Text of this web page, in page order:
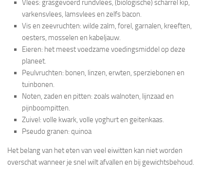
Vlees: grasgevoerd rundvlees, (biologische) scharrel kip,
varkensvlees, lamsvlees en zelfs bacon.
Vis en zeevruchten: wilde zalm, forel, garnalen, kreeften,
oesters, mosselen en kabeljauw.
Eieren: het meest voedzame voedingsmiddel op deze
planeet.
Peulvruchten: bonen, linzen, erwten, sperziebonen en
tuinbonen.
Noten, zaden en pitten: zoals walnoten, lijnzaad en
pijnboompitten.
Zuivel: volle kwark, volle yoghurt en geitenkaas.
Pseudo granen: quinoa
Het belang van het eten van veel eiwitten kan niet worden
overschat wanneer je snel wilt afvallen en bij gewichtsbehoud.